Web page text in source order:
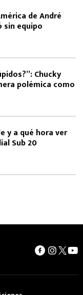
de André
sin equipo
Chucky
polémica como
y a qué hora ver
Sub 20